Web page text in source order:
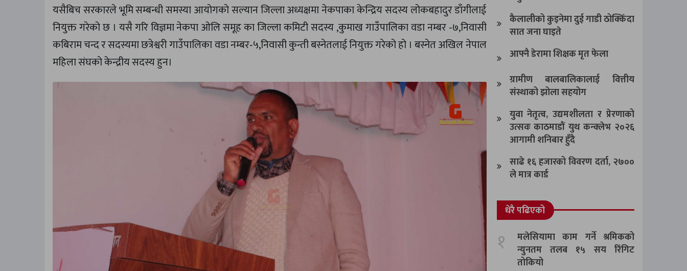
यसैबिच सरकारले भूमि सम्बन्धी समस्या आयोगको सल्यान जिल्ला अध्यक्षमा नेकपाका केन्द्रिय सदस्य लोकबहादुर डाँगीलाई
नियुक्त गरेको छ । यसै गरि विज्ञमा नेकपा ओलि समूह का जिल्ला कमिटी सदस्य ,कुमाख गाउँपालिका वडा नम्बर ‐७,निवासी
कबिराम चन्द र सदस्यमा छत्रेश्वरी गाउँपालिका वडा नम्बर‐५,निवासी कुन्ती बस्नेतलाई नियुक्त गरेको हो । बस्नेत अखिल नेपाल
महिला संघकाे केन्द्रीय सदस्य हुन।
कैलालीको कुइनेमा दुई गाडी ठोक्किँदा
सात जना घाइते
आफ्नै डेरामा शिक्षक मृत फेला
ग्रामीण बालबालिकालाई वित्तीय
संस्थाको झोला सहयोग
युवा नेतृत्व, उद्यमशीलता र प्रेरणाको
उत्सवः काठमाडौं युथ कन्क्लेभ २०२६
आगामी शनिबार हुँदै
साढे १६ हजारको विवरण दर्ता, २७००
ले मात्र कार्ड
धेरै पढिएको
१
मलेसियामा काम गर्ने श्रमिकको
न्युनतम तलब १५ सय रिंगिट
तोकियो